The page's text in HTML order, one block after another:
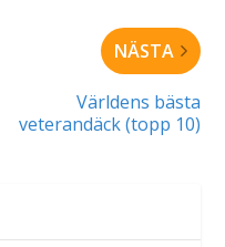
NÄSTA
Världens bästa
veterandäck (topp 10)